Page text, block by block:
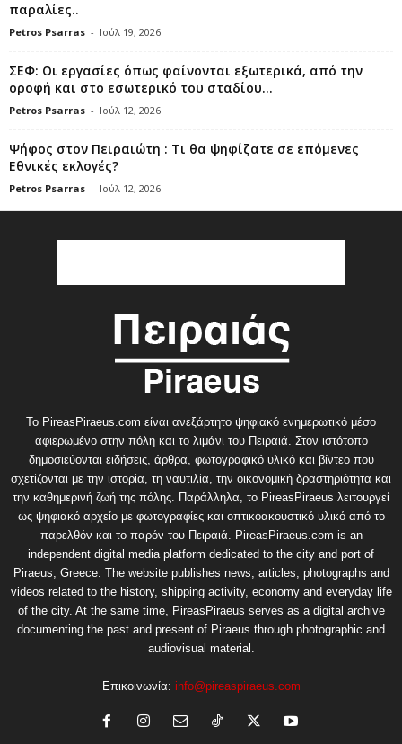
παραλίες..
Petros Psarras - Ιούλ 19, 2026
ΣΕΦ: Οι εργασίες όπως φαίνονται εξωτερικά, από την
οροφή και στο εσωτερικό του σταδίου...
Petros Psarras - Ιούλ 12, 2026
Ψήφος στον Πειραιώτη : Τι θα ψηφίζατε σε επόμενες
Εθνικές εκλογές?
Petros Psarras - Ιούλ 12, 2026
Το PireasPiraeus.com είναι ανεξάρτητο ψηφιακό ενημερωτικό μέσο
αφιερωμένο στην πόλη και το λιμάνι του Πειραιά. Στον ιστότοπο
δημοσιεύονται ειδήσεις, άρθρα, φωτογραφικό υλικό και βίντεο που
σχετίζονται με την ιστορία, τη ναυτιλία, την οικονομική δραστηριότητα και
την καθημερινή ζωή της πόλης. Παράλληλα, το PireasPiraeus λειτουργεί
ως ψηφιακό αρχείο με φωτογραφίες και οπτικοακουστικό υλικό από το
παρελθόν και το παρόν του Πειραιά. PireasPiraeus.com is an
independent digital media platform dedicated to the city and port of
Piraeus, Greece. The website publishes news, articles, photographs and
videos related to the history, shipping activity, economy and everyday life
of the city. At the same time, PireasPiraeus serves as a digital archive
documenting the past and present of Piraeus through photographic and
audiovisual material.
Επικοινωνία: info@pireaspiraeus.com